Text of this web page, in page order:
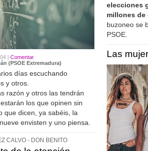
| Comentar
(PSOE Extremadura)
días escuchando
y otros.
razón y otros las tendrán
los que opinen sin
que dicen, ya sabéis, la
envisten y uno piensa.
CALVO - DON BENITO
elecciones
millones de
buzoneo se
PSOE.
Las